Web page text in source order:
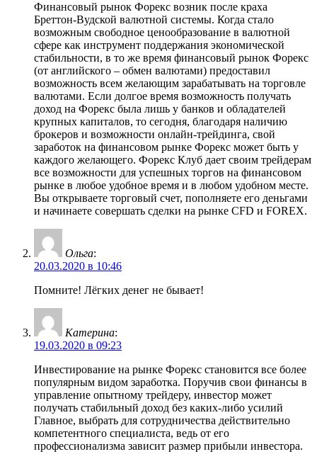
Финансовый рынок Форекс возник после краха
Бреттон-Вудской валютной системы. Когда стало
возможным свободное ценообразование в валютной
сфере как инструмент поддержания экономической
стабильности, в то же время финансовый рынок Форекс
(от английского – обмен валютами) предоставил
возможность всем желающим зарабатывать на торговле
валютами. Если долгое время возможность получать
доход на Форекс была лишь у банков и обладателей
крупных капиталов, то сегодня, благодаря наличию
брокеров и возможности онлайн-трейдинга, свой
заработок на финансовом рынке Форекс может быть у
каждого желающего. Форекс Клуб дает своим трейдерам
все возможности для успешных торгов на финансовом
рынке в любое удобное время и в любом удобном месте.
Вы открываете торговый счет, пополняете его деньгами
и начинаете совершать сделки на рынке CFD и FOREX.
Ольга:
20.03.2020 в 10:46
Помните! Лёгких денег не бывает!
Катерина:
19.03.2020 в 09:23
Инвестирование на рынке Форекс становится все более
популярным видом заработка. Поручив свои финансы в
управление опытному трейдеру, инвестор может
получать стабильный доход без каких-либо усилий
Главное, выбрать для сотрудничества действительно
компетентного специалиста, ведь от его
профессионализма зависит размер прибыли инвестора.